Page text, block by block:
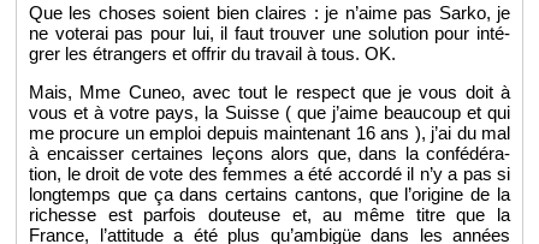
Que les choses soient bien claires : je n’aime pas Sarko, je
ne vo­te­rai pas pour lui, il faut trou­ver une so­lu­tion pour in­té­
grer les étran­gers et of­frir du tra­vail à tous. OK.
Mais, Mme Cuneo, avec tout le res­pect que je vous doit à
vous et à votre pays, la Suisse ( que j’aime beau­coup et qui
me pro­cure un em­ploi de­puis main­te­nant 16 ans ), j’ai du mal
à en­cais­ser cer­taines le­çons alors que, dans la confé­dé­ra­
tion, le droit de vote des femmes a été ac­cordé il n’y a pas si
long­temps que ça dans cer­tains can­tons, que l’ori­gine de la
ri­chesse est par­fois dou­teuse et, au même titre que la
France, l’at­ti­tude a été plus qu’am­bigüe dans les an­nées